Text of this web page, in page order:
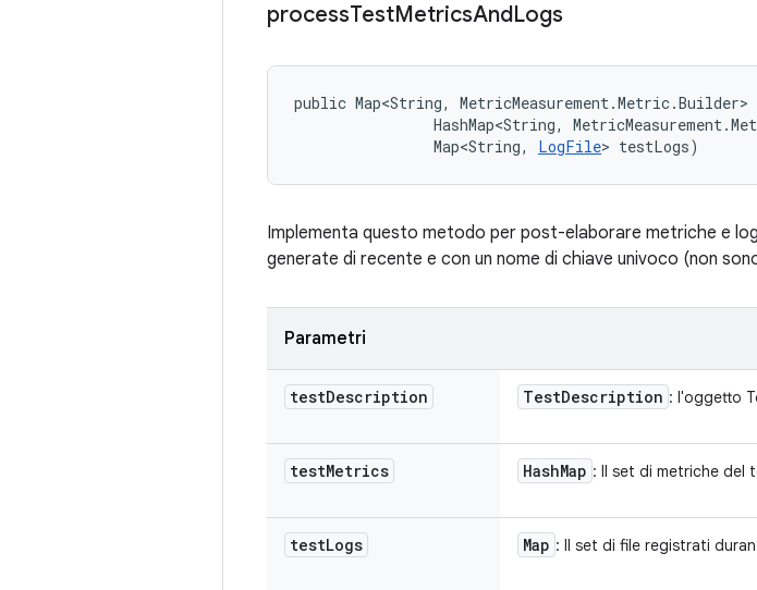
processTestMetricsAndLogs
public Map<String, MetricMeasurement.Metric.Builder>
HashMap<String,
                Map<String,
LogFile> testLogs)
Implementa questo metodo per post-elaborare metriche e
generate di recente e con un nome di chiave univoco (non
Parametri
testDescription TestDescription : l'oggetto
testMetrics HashMap : Il set di metriche del
testLogs Map : Il set di file registrati